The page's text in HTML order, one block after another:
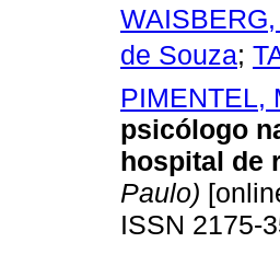
de Souza;
PIMENTEL,
psicólogo
hospital de
Paulo)
ISSN 2175-